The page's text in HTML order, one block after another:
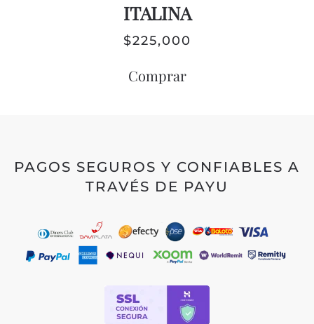
ITALINA
$225,000
Comprar
PAGOS SEGUROS Y CONFIABLES A
TRAVÉS DE PAYU